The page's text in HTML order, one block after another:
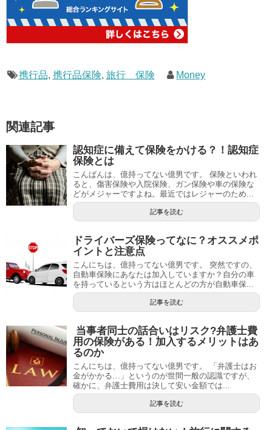
携行品, 携行品保険, 旅行 保険 Money
関連記事
認知症に備えて保険をかける？！認知症
保険とは
こんばんは、億持ってない億男です。 保険といわれ
ると、傷害保険や入院保険、ガン保険や車の保険な
どがメジャーですよね。最近ではレジャーのため...
記事を読む
ドライバーズ保険ってなに？オススメポ
イントと注意点
こんにちは、億持ってない億男です。 突然ですの、
自動車保険にあなたは加入していますか？自分の車
を持っているという方はほとんどの方が自動車保...
記事を読む
当事者同士の話合いはリスク?弁護士費
用の保険がある！加入するメリットはあ
るのか
こんにちは、億持ってない億男です。 「弁護士はお
金がかかる…」というのが世間一般の認識ですが、
確かに、弁護士費用は決して安い金額では...
記事を読む